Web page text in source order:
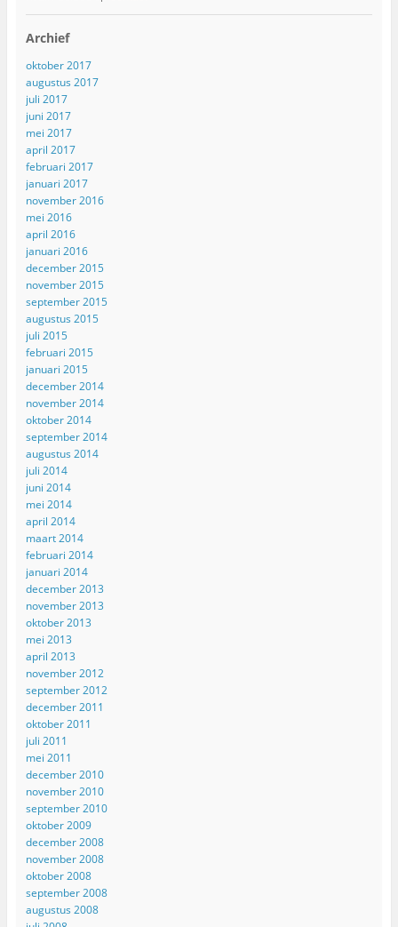
Archief
oktober 2017
augustus 2017
juli 2017
juni 2017
mei 2017
april 2017
februari 2017
januari 2017
november 2016
mei 2016
april 2016
januari 2016
december 2015
november 2015
september 2015
augustus 2015
juli 2015
februari 2015
januari 2015
december 2014
november 2014
oktober 2014
september 2014
augustus 2014
juli 2014
juni 2014
mei 2014
april 2014
maart 2014
februari 2014
januari 2014
december 2013
november 2013
oktober 2013
mei 2013
april 2013
november 2012
september 2012
december 2011
oktober 2011
juli 2011
mei 2011
december 2010
november 2010
september 2010
oktober 2009
december 2008
november 2008
oktober 2008
september 2008
augustus 2008